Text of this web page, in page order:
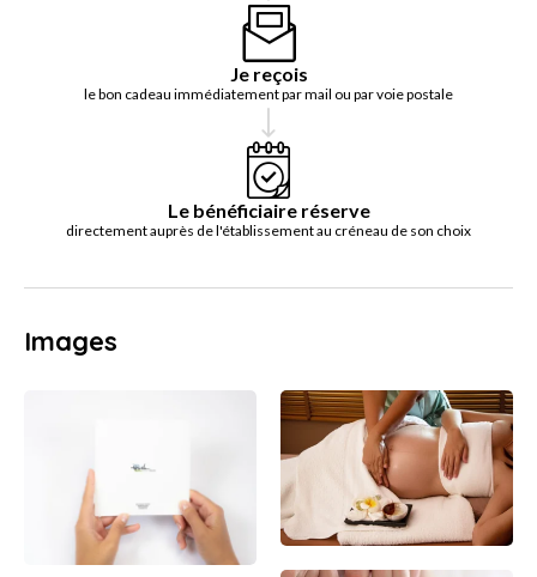
Je reçois
le bon cadeau immédiatement par mail ou par voie postale
Le bénéficiaire réserve
directement auprès de l'établissement au créneau de son choix
Images